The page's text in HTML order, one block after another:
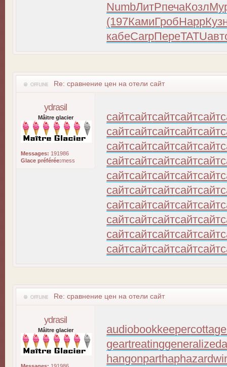
NumbЛитРпечаКозл
(197КамиГробHapp
кабеCarpПереTATU
Re: сравнение цен на отели сайт
ydrasil
Mâitre glacier
Messages: 191986
Glace préférée:mess
сайтсайтсайтсайтсайт
сайтсайтсайтсайтсайт
сайтсайтсайтсайтсайт
сайтсайтсайтсайтсайт
сайтсайтсайтсайтсайт
сайтсайтсайтсайтсайт
сайтсайтсайтсайтсайт
сайтсайтсайтсайтсайт
сайтсайтсайтсайтсайт
сайтсайтсайтсайтсайт
Re: сравнение цен на отели сайт
ydrasil
Mâitre glacier audiobookkeeper
geartreating
hangonpart